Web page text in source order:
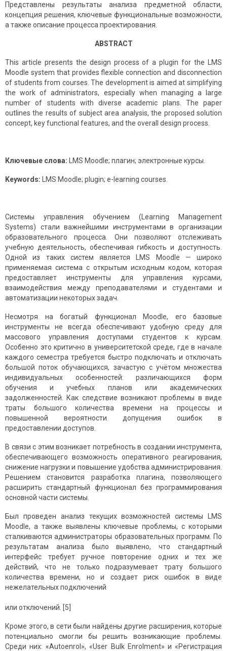
Представлены результаты анализа предметной области,
концепция решения, ключевые функциональные возможности,
а также описание процесса проектирования.
ABSTRACT
This article presents the design process of a plugin for the LMS
Moodle system that provides flexible connection and disconnection
of students from courses. The development is aimed at simplifying
the work of administrators, especially when managing a large
number of students with diverse academic plans. The paper
outlines the results of subject area analysis, the proposed solution
concept, key functional features, and the overall design process.
Ключевые слова: LMS Moodle; плагин; электронные курсы.
Keywords: LMS Moodle; plugin; e-learning courses.
Системы управления обучением (Learning Management
Systems) стали важнейшими инструментами в организации
образовательного процесса. Они позволяют отслеживать
учебную деятельность, обеспечивая гибкость и доступность.
Одной из таких систем является LMS Moodle — широко
применяемая система с открытым исходным кодом, которая
предоставляет инструменты для управления курсами,
взаимодействия между преподавателями и студентами и
автоматизации некоторых задач.
Несмотря на богатый функционал Moodle, его базовые
инструменты не всегда обеспечивают удобную среду для
массового управления доступами студентов к курсам.
Особенно это критично в университетской среде, где в начале
каждого семестра требуется быстро подключать и отключать
большой поток обучающихся, зачастую с учётом множества
индивидуальных особенностей: различающихся форм
обучения и учебных планов или академических
задолженностей. Как следствие возникают проблемы в виде
траты большого количества времени на процессы и
повышенной вероятности допущения ошибок в
предоставлении доступов.
В связи с этим возникает потребность в создании инструмента,
обеспечивающего возможность оперативного реагирования,
снижение нагрузки и повышение удобства администрирования.
Решением становится разработка плагина, позволяющего
расширить стандартный функционал без программирования
основной части системы.
Был проведен анализ текущих возможностей системы LMS
Moodle, а также выявлены ключевые проблемы, с которыми
сталкиваются администраторы образовательных программ. По
результатам анализа было выявлено, что стандартный
интерфейс требует ручное повторение одних и тех же
действий, что не только подразумевает трату большого
количества времени, но и создает риск ошибок в виде
нежелательных подключений
или отключений. [5]
Кроме этого, в сети были найдены другие расширения, которые
потенциально смогли бы решить возникающие проблемы.
Среди них: «Autoenrol», «User Bulk Enrolment» и «Регистрация